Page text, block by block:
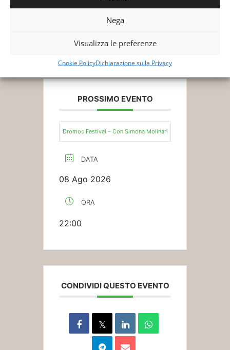
Nega
Visualizza le preferenze
Cookie PolicyDichiarazione sulla Privacy
+ Esporta iCal
PROSSIMO EVENTO
Dromos Festival – Con Simona Molinari
DATA
08 Ago 2026
ORA
22:00
CONDIVIDI QUESTO EVENTO